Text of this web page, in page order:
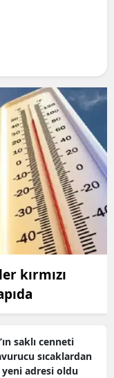
kırmızı
saklı cenneti
sıcaklardan
yeni adresi oldu